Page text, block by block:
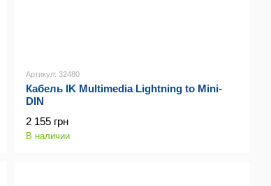
Артикул: 32480
Кабель IK Multimedia Lightning to Mini-
DIN
2 155 грн
В наличии